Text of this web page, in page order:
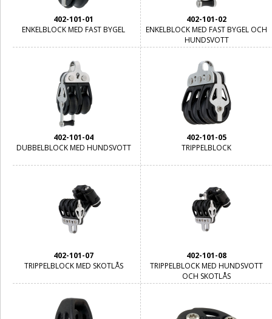
402-101-01
ENKELBLOCK MED FAST BYGEL
402-101-02
ENKELBLOCK MED FAST BYGEL OCH
HUNDSVOTT
402-101-04
DUBBELBLOCK MED HUNDSVOTT
402-101-05
TRIPPELBLOCK
402-101-07
TRIPPELBLOCK MED SKOTLÅS
402-101-08
TRIPPELBLOCK MED HUNDSVOTT
OCH SKOTLÅS